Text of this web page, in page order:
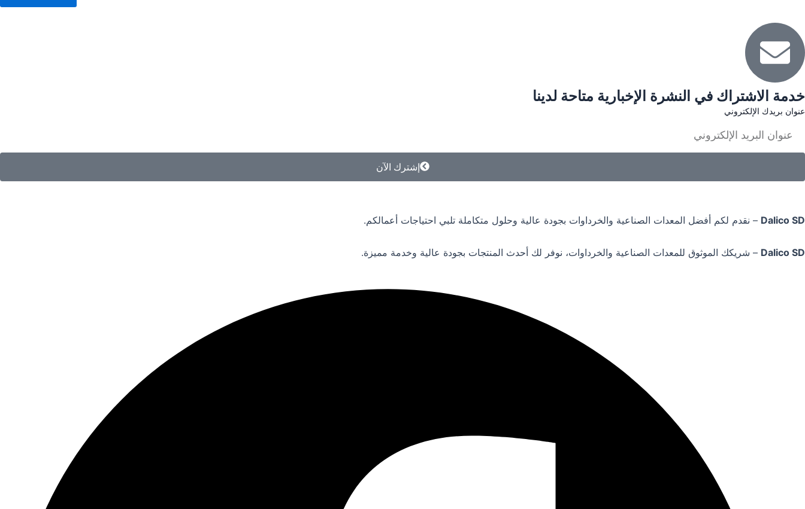
خدمة الاشتراك في النشرة الإخبارية متاحة لدينا
عنوان بريدك الإلكتروني
إشترك الآن
Dalico SD – نقدم لكم أفضل المعدات الصناعية والخرداوات بجودة عالية وحلول متكاملة تلبي احتياجات أعمالكم.
Dalico SD – شريكك الموثوق للمعدات الصناعية والخرداوات، نوفر لك أحدث المنتجات بجودة عالية وخدمة مميزة.